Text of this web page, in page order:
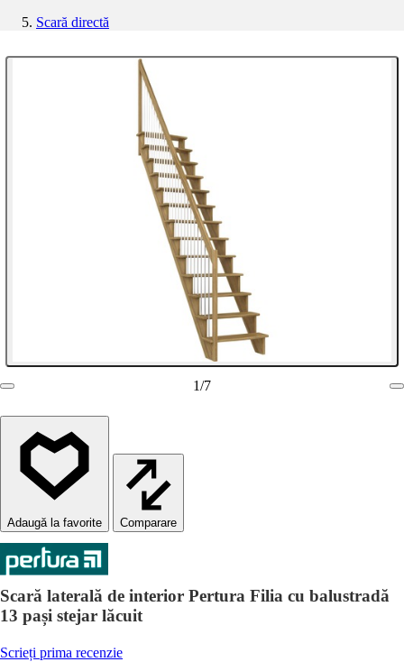
Scară directă
1/7
Comparare
Scară laterală de interior Pertura Filia cu balustradă
13 pași stejar lăcuit
Scrieți prima recenzie